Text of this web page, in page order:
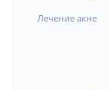
Лечение акне